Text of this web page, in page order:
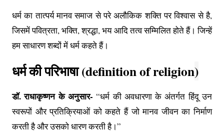
धर्म का तात्पर्य मानव समाज से परे अलौकिक शक्ति पर विश्वास से है,
जिसमें पवित्रता, भक्ति, श्रद्धा, भय आदि तत्व सम्मिलित होते हैं। जिन्हें
हम साधारण शब्दों में धर्म कहते हैं।
धर्म की परिभाषा (definition of religion)
डॉ. राधाकृष्णन के अनुसार-“धर्म की अवधारणा के अंतर्गत हिंदू उन
स्वरूपों और प्रतिक्रियाओं को कहते हैं जो मानव जीवन का निर्माण
करती है और उसको धारण करती है।”